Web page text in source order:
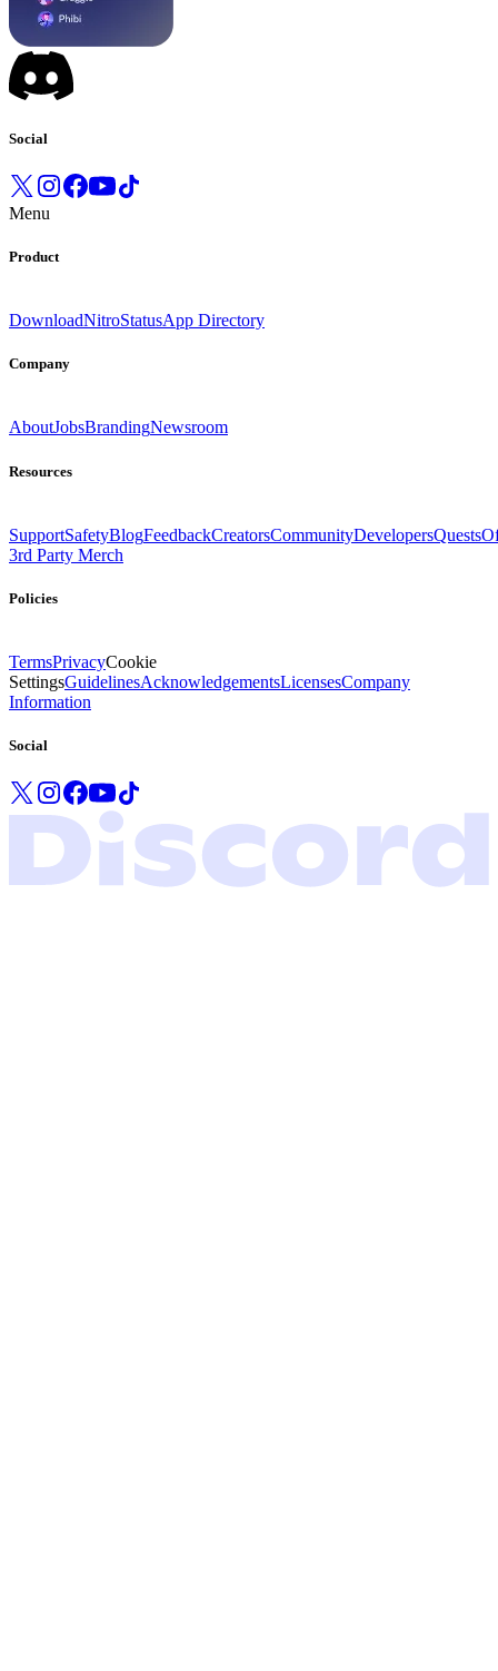
Social
Menu
Product
DownloadNitroStatusApp Directory
Company
AboutJobsBrandingNewsroom
Resources
SupportSafetyBlogFeedbackCreatorsCommunityDevelopersQuests
3rd Party Merch
Policies
TermsPrivacyCookie
SettingsGuidelinesAcknowledgementsLicensesCompany
Information
Social